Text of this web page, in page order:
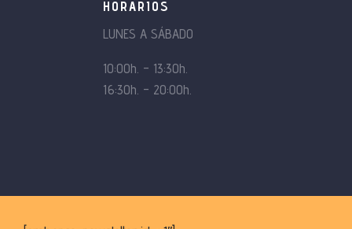
HORARIOS
LUNES A SÁBADO
10:00h. – 13:30h.
16:30h. – 20:00h.